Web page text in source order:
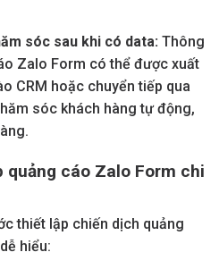
sóc sau khi có data: Thông
Zalo Form có thể được xuất
CRM hoặc chuyển tiếp qua
sóc khách hàng tự động,
quảng cáo Zalo Form chi
thiết lập chiến dịch quảng
hiểu: